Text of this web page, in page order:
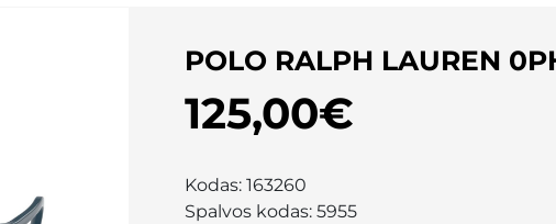
POLO RALPH LAUREN
125,00€
Kodas: 163260
Spalvos kodas: 5955